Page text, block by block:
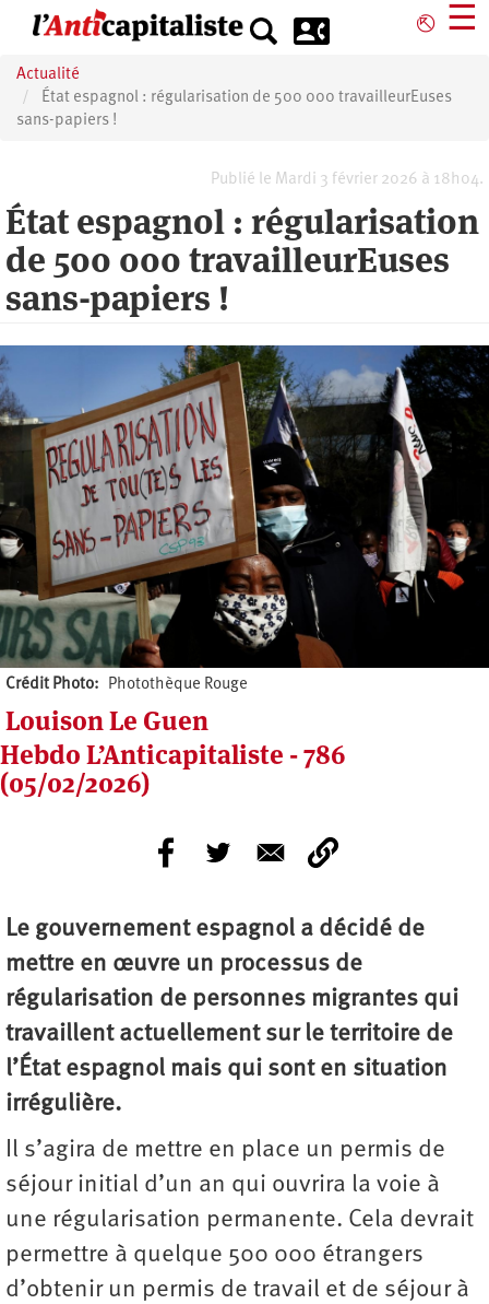
principal
⎋ ☰
Actualité
État espagnol : régularisation de 500 000 travailleurEuses
sans-papiers !
Publié le Mardi 3 février 2026 à 18h04.
État espagnol : régularisation
de 500 000 travailleurEuses
sans-papiers !
Crédit Photo Photothèque Rouge
Louison Le Guen
Hebdo L’Anticapitaliste - 786
(05/02/2026)
Le gouvernement espagnol a décidé de
mettre en œuvre un processus de
régularisation de personnes migrantes qui
travaillent actuellement sur le territoire de
l’État espagnol mais qui sont en situation
irrégulière.
Il s’agira de mettre en place un permis de
séjour initial d’un an qui ouvrira la voie à
une régularisation permanente. Cela devrait
permettre à quelque 500 000 étrangers
d’obtenir un permis de travail et de séjour à